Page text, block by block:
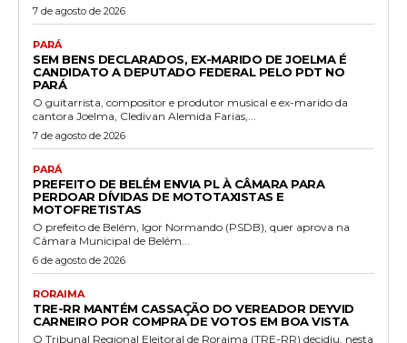
7 de agosto de 2026
PARÁ
SEM BENS DECLARADOS, EX-MARIDO DE JOELMA É
CANDIDATO A DEPUTADO FEDERAL PELO PDT NO
PARÁ
O guitarrista, compositor e produtor musical e ex-marido da
cantora Joelma, Cledivan Alemida Farias,...
7 de agosto de 2026
PARÁ
PREFEITO DE BELÉM ENVIA PL À CÂMARA PARA
PERDOAR DÍVIDAS DE MOTOTAXISTAS E
MOTOFRETISTAS
O prefeito de Belém, Igor Normando (PSDB), quer aprova na
Câmara Municipal de Belém...
6 de agosto de 2026
RORAIMA
TRE-RR MANTÉM CASSAÇÃO DO VEREADOR DEYVID
CARNEIRO POR COMPRA DE VOTOS EM BOA VISTA
O Tribunal Regional Eleitoral de Roraima (TRE-RR) decidiu, nesta